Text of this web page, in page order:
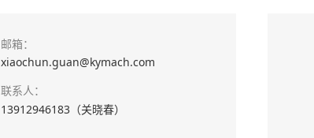
邮箱：
xiaochun.guan@kymach.com
联系人：
13912946183（关晓春）